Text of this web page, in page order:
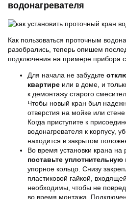
водонагревателя
Как пользоваться проточным
разобрались, теперь опишем
подключения на примере прибора
Для начала не забудьте
квартире или в доме, и
к демонтажу старого
Чтобы новый кран был
отверстия на мойке или
Когда приступите к
водонагревателя к корпусу,
находится в закрытом
Во время установки крана на
поставьте уплотнительную
упорное кольцо. Снизу
пластиковой гайкой,
необходимы, чтобы не
во время монтажа.